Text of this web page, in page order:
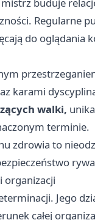
Regularne
do oglądania
karami
walki,
terminie.
zdrowia to
organizacji
Jego
całej